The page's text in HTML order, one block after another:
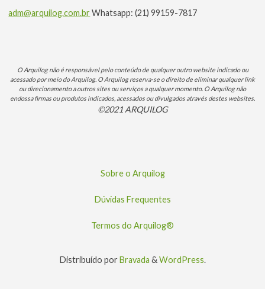
adm@arquilog.com.brWhatsapp: (21) 99159-7817
O Arquilog não é responsável pelo conteúdo de qualquer outro website indicado ou
acessado por meio do Arquilog. O Arquilog reserva-se o direito de eliminar qualquer link
ou direcionamento a outros sites ou serviços a qualquer momento. O Arquilog não
endossa firmas ou produtos indicados, acessados ou divulgados através destes websites.
©2021 ARQUILOG
Sobre o Arquilog
Dúvidas Frequentes
Termos do Arquilog®
Distribuído por Bravada &WordPress.